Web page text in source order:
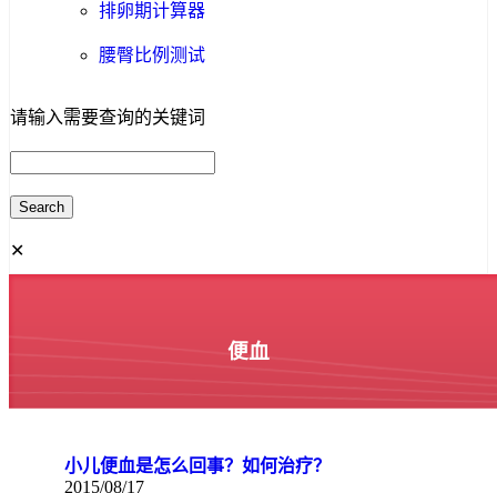
排卵期计算器
腰臀比例测试
请输入需要查询的关键词
✕
便血
小儿便血是怎么回事？如何治疗？
2015/08/17